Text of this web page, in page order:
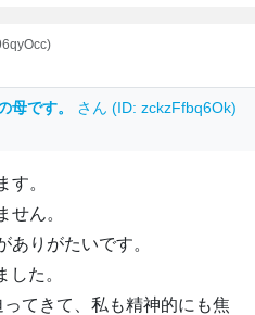
母です。
さん (ID: zckzFfbq6Ok)
す。
せん。
ありがたいです。
た。
てきて、私も精神的にも焦